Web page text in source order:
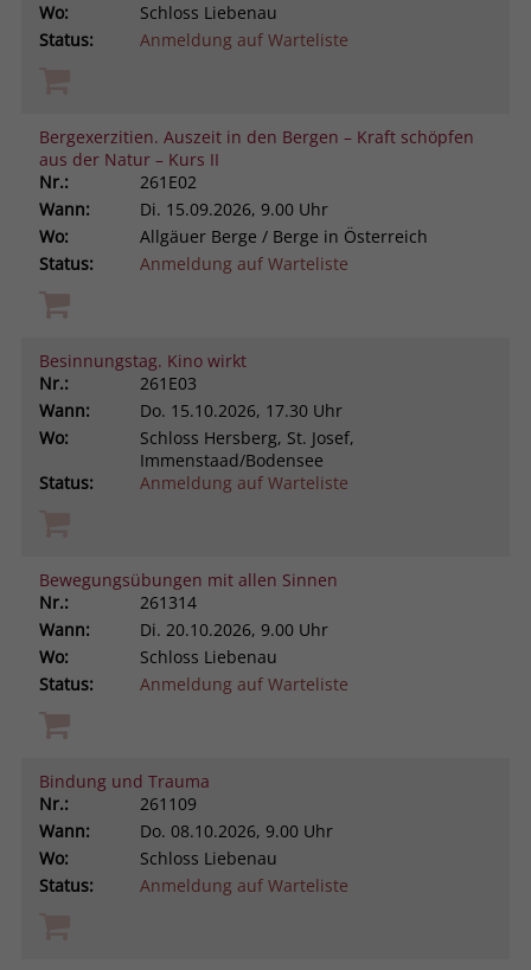
Wo:
Schloss Liebenau
Status:
Anmeldung auf Warteliste
Bergexerzitien. Auszeit in den Bergen – Kraft schöpfen
aus der Natur – Kurs II
Nr.:
261E02
Wann:
Di. 15.09.2026, 9.00 Uhr
Wo:
Allgäuer Berge / Berge in Österreich
Status:
Anmeldung auf Warteliste
Besinnungstag. Kino wirkt
Nr.:
261E03
Wann:
Do. 15.10.2026, 17.30 Uhr
Wo:
Schloss Hersberg, St. Josef,
Immenstaad/Bodensee
Status:
Anmeldung auf Warteliste
Bewegungsübungen mit allen Sinnen
Nr.:
261314
Wann:
Di. 20.10.2026, 9.00 Uhr
Wo:
Schloss Liebenau
Status:
Anmeldung auf Warteliste
Bindung und Trauma
Nr.:
261109
Wann:
Do. 08.10.2026, 9.00 Uhr
Wo:
Schloss Liebenau
Status:
Anmeldung auf Warteliste